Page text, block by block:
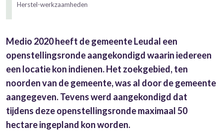
Herstel-werkzaamheden
Medio 2020 heeft de gemeente Leudal een
openstellingsronde aangekondigd waarin iedereen
een locatie kon indienen. Het zoekgebied, ten
noorden van de gemeente, was al door de gemeente
aangegeven. Tevens werd aangekondigd dat
tijdens deze openstellingsronde maximaal 50
hectare ingepland kon worden.